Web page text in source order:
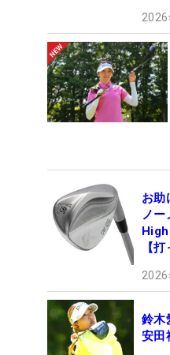
勝を遂げ、下部のステ
の水木春花、青木香奈
優勝を飾った。
「楓華の活躍は刺激に
たいと思っていたし、
『すげーっ』って感動
でいっぱい優勝者が出
たいと思っていました
がんばろうって思えま
け続けながら、ルーキ
次なる目標も明確だ。
だったので、まぐれっ
残りのシーズンでは3日
2026
お助
ノ
【
2026
鈴木
安田